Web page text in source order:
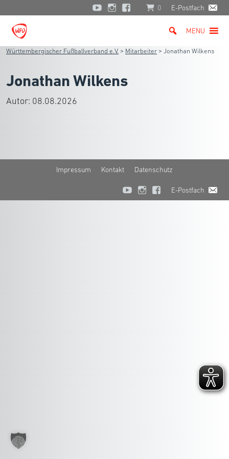
0 E-Postfach
MENU
Württembergischer Fußballverband e.V. > Mitarbeiter > Jonathan Wilkens
Jonathan Wilkens
Autor: 08.08.2026
Impressum Kontakt Datenschutz
E-Postfach